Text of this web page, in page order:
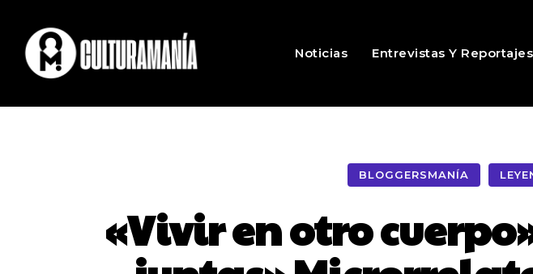
Noticias Entrevistas Y Reportajes
BLOGGERSMANÍA
«Vivir en otro